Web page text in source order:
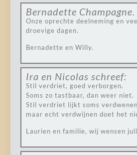
Bernadette Champagne.
Onze oprechte deelneming en
droevige dagen.
Bernadette en Willy.
Ira en Nicolas schreef:
Stil verdriet, goed verborgen.
Soms zo tastbaar, dan weer niet.
Stil verdriet lijkt soms
maar echt verdwijnen doet het
Laurien en familie, wij wensen